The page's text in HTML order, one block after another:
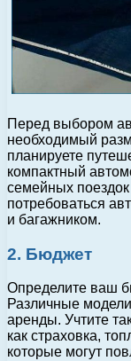
Перед выбором
необходимый
планируете
компактный
семейных
потребоваться
и багажником.
2. Бюджет
Определите ваш
Различные
аренды. Учтите
как страховка,
которые могут